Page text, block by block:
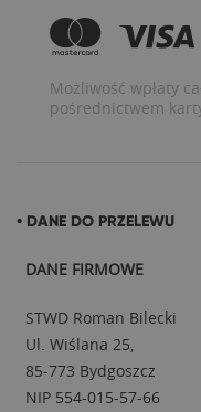
Możliwość wpłaty
pośrednictwem
• DANE DO PRZELEWU
DANE FIRMOWE
STWD Roman Bilecki
Ul. Wiślana 25,
85-773 Bydgoszcz
NIP 554-015-57-66